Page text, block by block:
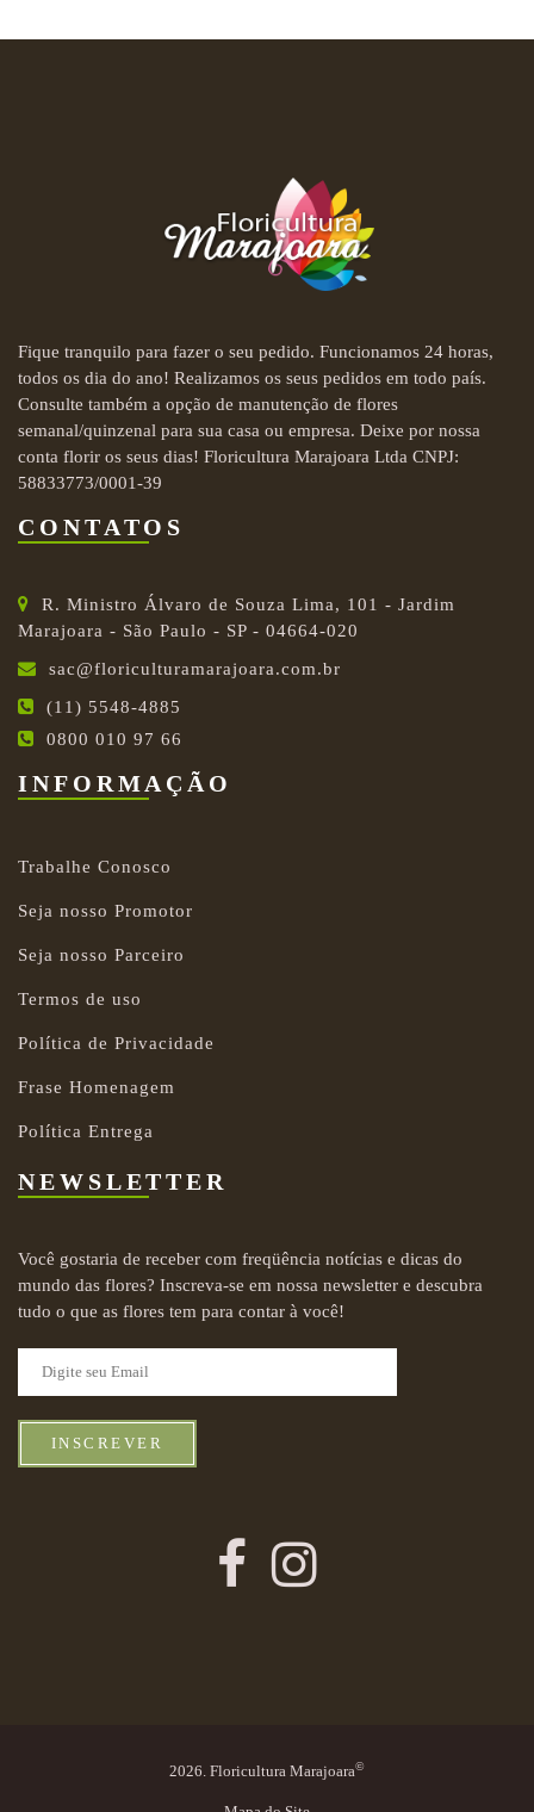
Fique tranquilo para fazer o seu pedido. Funcionamos 24 horas,
todos os dia do ano! Realizamos os seus pedidos em todo país.
Consulte também a opção de manutenção de flores
semanal/quinzenal para sua casa ou empresa. Deixe por nossa
conta florir os seus dias! Floricultura Marajoara Ltda CNPJ:
58833773/0001-39
CONTATOS
R. Ministro Álvaro de Souza Lima, 101 - Jardim
Marajoara - São Paulo - SP - 04664-020
sac@floriculturamarajoara.com.br
(11) 5548-4885
0800 010 97 66
INFORMAÇÃO
Trabalhe Conosco
Seja nosso Promotor
Seja nosso Parceiro
Termos de uso
Política de Privacidade
Frase Homenagem
Política Entrega
NEWSLETTER
Você gostaria de receber com freqüência notícias e dicas do
mundo das flores? Inscreva-se em nossa newsletter e descubra
tudo o que as flores tem para contar à você!
INSCREVER
2026. Floricultura Marajoara©